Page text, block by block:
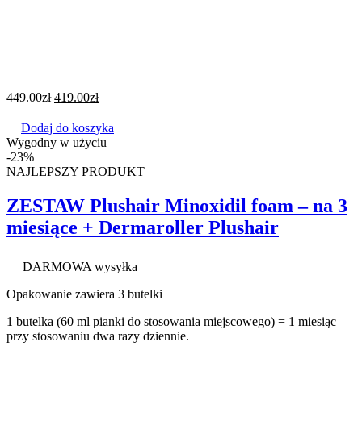
449.00zł 419.00zł
Dodaj do koszyka
Wygodny w użyciu
-23%
NAJLEPSZY PRODUKT
ZESTAW Plushair Minoxidil foam – na 3
miesiące + Dermaroller Plushair
DARMOWA wysyłka
Opakowanie zawiera 3 butelki
1 butelka (60 ml pianki do stosowania miejscowego) = 1 miesiąc
przy stosowaniu dwa razy dziennie.